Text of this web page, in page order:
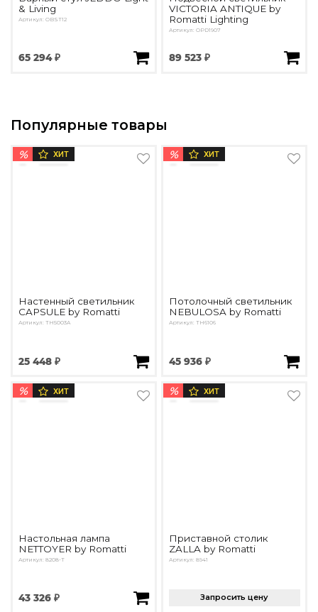
& Living
Артикул: OBST12
65 294 ₽
VICTORIA ANTIQUE by
Romatti Lighting
Артикул: OPD1907
89 523 ₽
Популярные товары
% ХИТ
Настенный светильник
CAPSULE by Romatti
Артикул: TH5003A
25 448 ₽
% ХИТ
Потолочный светильник
NEBULOSA by Romatti
Артикул: TH6106
45 936 ₽
% ХИТ
Настольная лампа
NETTOYER by Romatti
Артикул: 8208-T
43 326 ₽
% ХИТ
Приставной столик
ZALLA by Romatti
Артикул: 8941
Запросить цену